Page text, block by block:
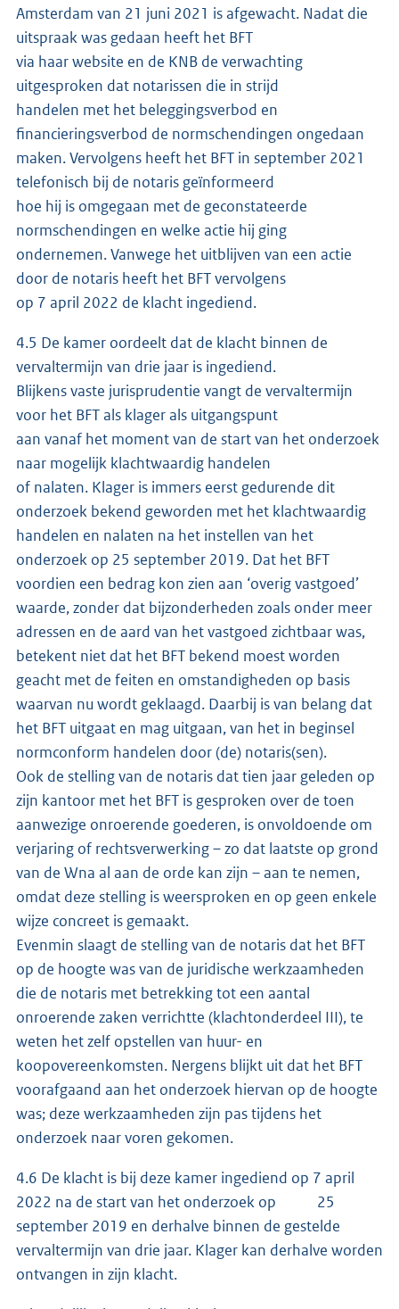
Amsterdam van 21 juni 2021 is afgewacht. Nadat die
uitspraak was gedaan heeft het BFT
via haar website en de KNB de verwachting
uitgesproken dat notarissen die in strijd
handelen met het beleggingsverbod en
financieringsverbod de normschendingen ongedaan
maken. Vervolgens heeft het BFT in september 2021
telefonisch bij de notaris geïnformeerd
hoe hij is omgegaan met de geconstateerde
normschendingen en welke actie hij ging
ondernemen. Vanwege het uitblijven van een actie
door de notaris heeft het BFT vervolgens
op 7 april 2022 de klacht ingediend.
4.5 De kamer oordeelt dat de klacht binnen de
vervaltermijn van drie jaar is ingediend.
Blijkens vaste jurisprudentie vangt de vervaltermijn
voor het BFT als klager als uitgangspunt
aan vanaf het moment van de start van het onderzoek
naar mogelijk klachtwaardig handelen
of nalaten. Klager is immers eerst gedurende dit
onderzoek bekend geworden met het klachtwaardig
handelen en nalaten na het instellen van het
onderzoek op 25 september 2019. Dat het BFT
voordien een bedrag kon zien aan ‘overig vastgoed’
waarde, zonder dat bijzonderheden zoals onder meer
adressen en de aard van het vastgoed zichtbaar was,
betekent niet dat het BFT bekend moest worden
geacht met de feiten en omstandigheden op basis
waarvan nu wordt geklaagd. Daarbij is van belang dat
het BFT uitgaat en mag uitgaan, van het in beginsel
normconform handelen door (de) notaris(sen).
Ook de stelling van de notaris dat tien jaar geleden op
zijn kantoor met het BFT is gesproken over de toen
aanwezige onroerende goederen, is onvoldoende om
verjaring of rechtsverwerking – zo dat laatste op grond
van de Wna al aan de orde kan zijn – aan te nemen,
omdat deze stelling is weersproken en op geen enkele
wijze concreet is gemaakt.
Evenmin slaagt de stelling van de notaris dat het BFT
op de hoogte was van de juridische werkzaamheden
die de notaris met betrekking tot een aantal
onroerende zaken verrichtte (klachtonderdeel III), te
weten het zelf opstellen van huur- en
koopovereenkomsten. Nergens blijkt uit dat het BFT
voorafgaand aan het onderzoek hiervan op de hoogte
was; deze werkzaamheden zijn pas tijdens het
onderzoek naar voren gekomen.
4.6 De klacht is bij deze kamer ingediend op 7 april
2022 na de start van het onderzoek op 25
september 2019 en derhalve binnen de gestelde
vervaltermijn van drie jaar. Klager kan derhalve worden
ontvangen in zijn klacht.